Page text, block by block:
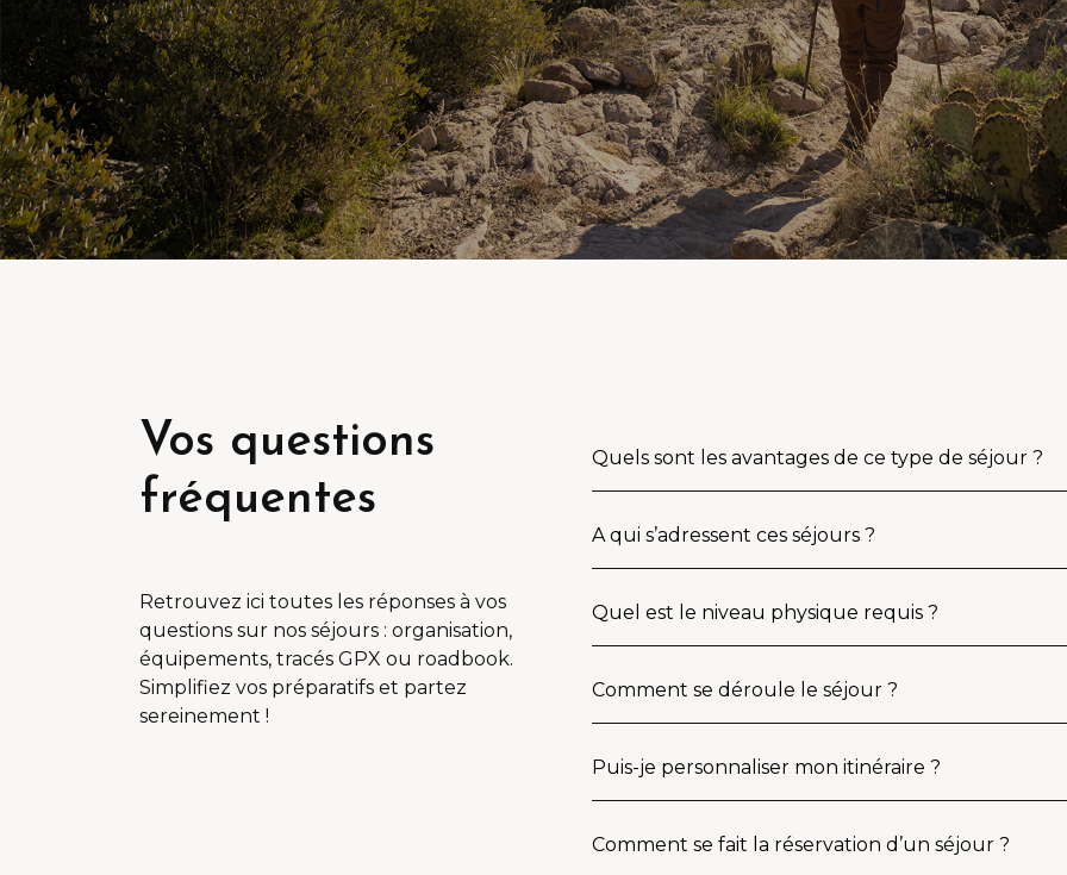
Vos questions
fréquentes
Retrouvez ici toutes les réponses à vos
questions sur nos séjours : organisation,
équipements, tracés GPX ou roadbook.
Simplifiez vos préparatifs et partez
sereinement !
Quels sont les avantages de ce type de séjour ?
A qui s’adressent ces séjours ?
Quel est le niveau physique requis ?
Comment se déroule le séjour ?
Puis-je personnaliser mon itinéraire ?
Comment se fait la réservation d’un séjour ?